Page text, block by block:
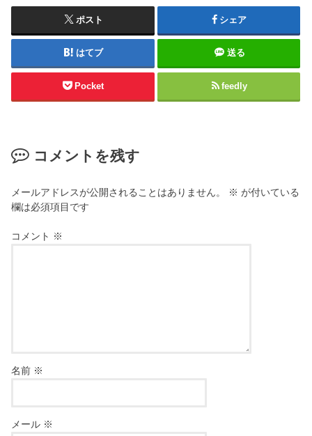
ポスト シェア
はてブ 送る
Pocket feedly
コメントを残す
メールアドレスが公開されることはありません。 ※ が付いている
欄は必須項目です
コメント ※
名前 ※
メール ※